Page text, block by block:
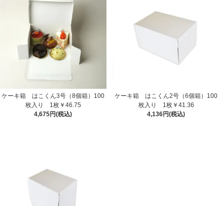
ケーキ箱 はこくん3号（8個箱）100
枚入り 1枚￥46.75
4,675円(税込)
ケーキ箱 はこくん2号（6個箱）100
枚入り 1枚￥41.36
4,136円(税込)